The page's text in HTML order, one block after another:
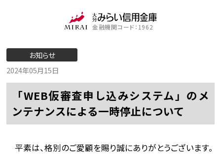
金融機関コード：1962
お知らせ
2024年05月15日
「WEB仮審査申し込みシステム」のメ
ンテナンスによる一時停止について
平素は、格別のご愛顧を賜り誠にありがとうございます。